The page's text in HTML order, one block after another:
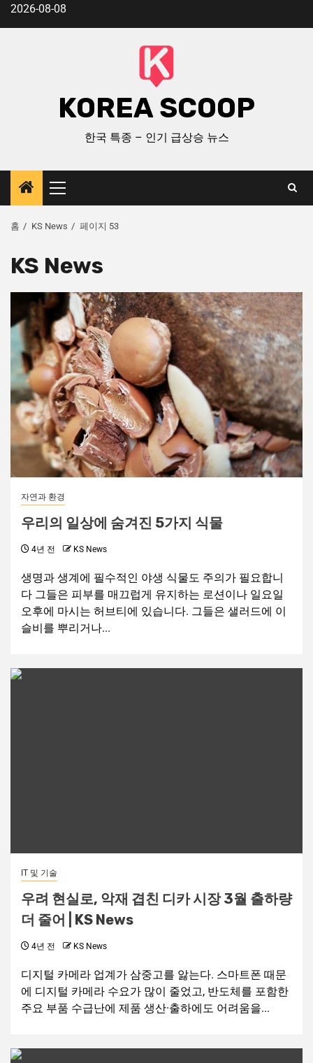
2026-08-08
KOREA SCOOP
한국 특종 – 인기 급상승 뉴스
홈 KS News 페이지 53
KS News
자연과 환경
우리의 일상에 숨겨진 5가지 식물
4년 전 KS News
생명과 생계에 필수적인 야생 식물도 주의가 필요합니
다 그들은 피부를 매끄럽게 유지하는 로션이나 일요일
오후에 마시는 허브티에 있습니다. 그들은 샐러드에 이
슬비를 뿌리거나...
IT 및 기술
우려 현실로, 악재 겹친 디카 시장 3월 출하량
더 줄어 | KS News
4년 전 KS News
디지털 카메라 업계가 삼중고를 앓는다. 스마트폰 때문
에 디지털 카메라 수요가 많이 줄었고, 반도체를 포함한
주요 부품 수급난에 제품 생산·출하에도 어려움을...